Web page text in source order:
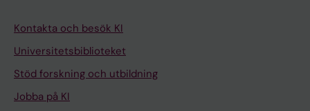
Kontakta och besök KI
Universitetsbiblioteket
Stöd forskning och utbildning
Jobba på KI